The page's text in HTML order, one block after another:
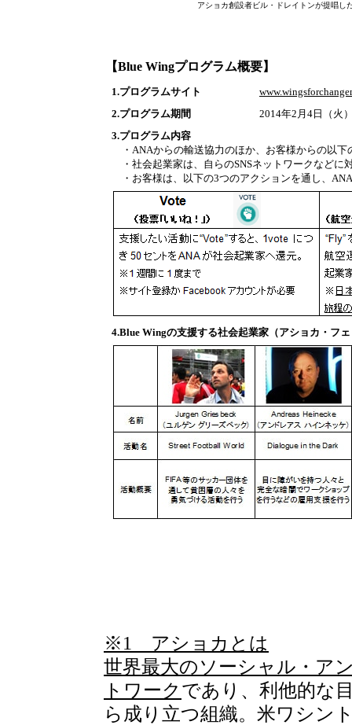
アショカ創設者ビル・ドレイトンが提唱し
【Blue Wingプログラム概要】
1.プログラムサイト
2.プログラム期間
2014年2月4日（火
3.プログラム内容
・ANAからの輸送協力のほか、お客様からの以
・社会起業家は、自らのSNSネットワークなどに
・お客様は、以下の3つのアクションを通し、
4.Blue Wingの支援する社会起業家（アショカ・フ
※1 アショカとは
世界最大のソーシャル・ア
トワーク であり、利他的な
ら成り立つ組織。米ワシン